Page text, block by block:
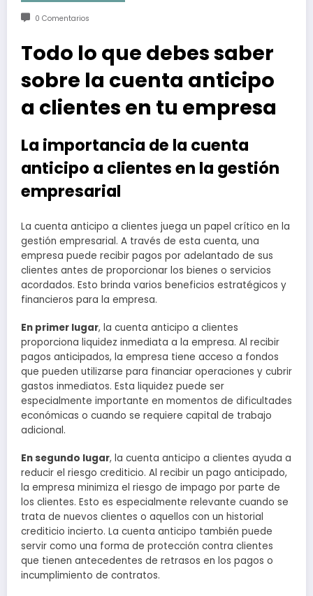
0 Comentarios
Todo lo que debes saber
sobre la cuenta anticipo
a clientes en tu empresa
La importancia de la cuenta
anticipo a clientes en la gestión
empresarial
La cuenta anticipo a clientes juega un papel crítico en la
gestión empresarial. A través de esta cuenta, una
empresa puede recibir pagos por adelantado de sus
clientes antes de proporcionar los bienes o servicios
acordados. Esto brinda varios beneficios estratégicos y
financieros para la empresa.
En primer lugar, la cuenta anticipo a clientes
proporciona liquidez inmediata a la empresa. Al recibir
pagos anticipados, la empresa tiene acceso a fondos
que pueden utilizarse para financiar operaciones y cubrir
gastos inmediatos. Esta liquidez puede ser
especialmente importante en momentos de dificultades
económicas o cuando se requiere capital de trabajo
adicional.
En segundo lugar, la cuenta anticipo a clientes ayuda a
reducir el riesgo crediticio. Al recibir un pago anticipado,
la empresa minimiza el riesgo de impago por parte de
los clientes. Esto es especialmente relevante cuando se
trata de nuevos clientes o aquellos con un historial
crediticio incierto. La cuenta anticipo también puede
servir como una forma de protección contra clientes
que tienen antecedentes de retrasos en los pagos o
incumplimiento de contratos.